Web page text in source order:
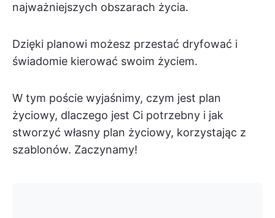
najważniejszych obszarach życia.
Dzięki planowi możesz przestać dryfować i
świadomie kierować swoim życiem.
W tym poście wyjaśnimy, czym jest plan
życiowy, dlaczego jest Ci potrzebny i jak
stworzyć własny plan życiowy, korzystając z
szablonów. Zaczynamy!